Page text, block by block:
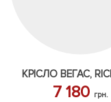
КРІСЛО ВЕГАС,
7 180 грн.